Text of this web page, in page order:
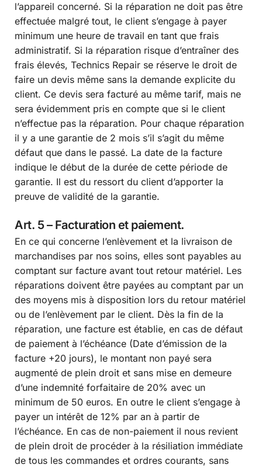
l’appareil concerné. Si la réparation ne doit pas être
effectuée malgré tout, le client s’engage à payer
minimum une heure de travail en tant que frais
administratif. Si la réparation risque d’entraîner des
frais élevés, Technics Repair se réserve le droit de
faire un devis même sans la demande explicite du
client. Ce devis sera facturé au même tarif, mais ne
sera évidemment pris en compte que si le client
n’effectue pas la réparation. Pour chaque réparation
il y a une garantie de 2 mois s’il s’agit du même
défaut que dans le passé. La date de la facture
indique le début de la durée de cette période de
garantie. Il est du ressort du client d’apporter la
preuve de validité de la garantie.
Art. 5 – Facturation et paiement.
En ce qui concerne l’enlèvement et la livraison de
marchandises par nos soins, elles sont payables au
comptant sur facture avant tout retour matériel. Les
réparations doivent être payées au comptant par un
des moyens mis à disposition lors du retour matériel
ou de l’enlèvement par le client. Dès la fin de la
réparation, une facture est établie, en cas de défaut
de paiement à l’échéance (Date d’émission de la
facture +20 jours), le montant non payé sera
augmenté de plein droit et sans mise en demeure
d’une indemnité forfaitaire de 20% avec un
minimum de 50 euros. En outre le client s’engage à
payer un intérêt de 12% par an à partir de
l’échéance. En cas de non-paiement il nous revient
de plein droit de procéder à la résiliation immédiate
de tous les commandes et ordres courants, sans